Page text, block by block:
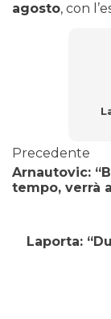
agosto, con
Precedente
Arnautovic:
tempo, verrà
Laporta: